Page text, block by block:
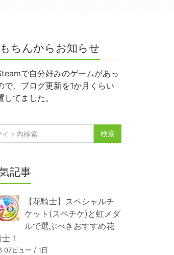
ちんからお知らせ
で自分好みのゲームがあっ
で、ブログ更新を1か月くらい
してました。
記事
【花騎士】スペシャルチ
ケット(スペチケ)と虹メダ
ルで選ぶべきおすすめ花
！
ビュー / 1日